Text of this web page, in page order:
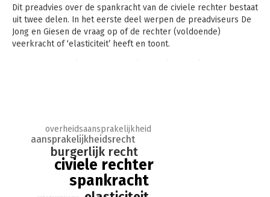
Dit preadvies over de spankracht van de civiele rechter bestaat
uit twee delen. In het eerste deel werpen de preadviseurs De
Jong en Giesen de vraag op of de rechter (voldoende)
veerkracht of ‘elasticiteit’ heeft en toont.
(gewenste) mate van elasticiteit van de civiele rechter bepalen
(en eventueel meten) en hoe is het nu gesteld met die
elasticiteit? De preadviseurs verkennen een aantal
elasticiteitsgraadmeters die dienstbaar kunnen zijn aan het
beantwoorden van dit soort vragen.
In het tweede deel bespreekt preadviseur Schutgens het
spankracht
civiele rechter
burgerlijk recht
aansprakelijkheidsrecht
overheidsaansprakelijkheid